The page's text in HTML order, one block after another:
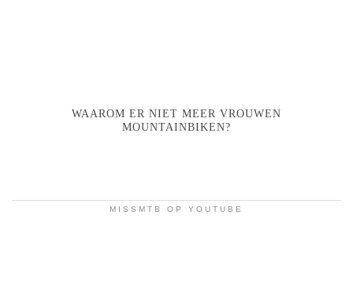
WAAROM ER NIET MEER VROUWEN
MOUNTAINBIKEN?
MISSMTB OP YOUTUBE